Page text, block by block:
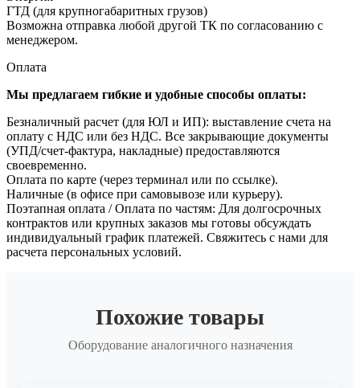
ГТД (для крупногабаритных грузов)
Возможна отправка любой другой ТК по согласованию с
менеджером.
Оплата
Мы предлагаем гибкие и удобные способы оплаты:
Безналичный расчет (для ЮЛ и ИП): выставление счета на
оплату с НДС или без НДС. Все закрывающие документы
(УПД/счет-фактура, накладные) предоставляются
своевременно.
Оплата по карте (через терминал или по ссылке).
Наличные (в офисе при самовывозе или курьеру).
Поэтапная оплата / Оплата по частям: Для долгосрочных
контрактов или крупных заказов мы готовы обсуждать
индивидуальный график платежей. Свяжитесь с нами для
расчета персональных условий.
Похожие товары
Оборудование аналогичного назначения